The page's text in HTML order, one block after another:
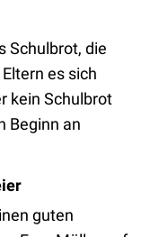
Schulbrot, die
es sich
kein Schulbrot
Beginn an
guten